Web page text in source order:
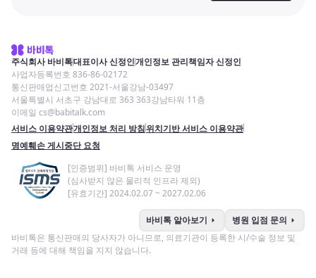
주식회사 바비톡대표이사 신정인개인정보 관리책임자 신정인
사업자등록번호 836-86-02172
통신판매업신고번호 2021-서울강남-03497
서울특별시 서초구 강남대로 363 363강남타워 11층
이메일 cs@babitalk.com
서비스 이용약관개인정보 처리 방침위치기반 서비스 이용약관
명예훼손 게시중단 요청
[인증범위] 바비톡 서비스 운영
(심사받지 않은 물리적 인프라 제외)
[유효기간] 2024.02.07 ~ 2027.02.06
바비톡 알아보기 arrow_right 병원 입점 문의 arrow_right
바비톡은 통신판매의 당사자가 아니므로, 의료기관이 등록한 시/수술 정보 및
거래 등에 대해 책임을 지지 않습니다.